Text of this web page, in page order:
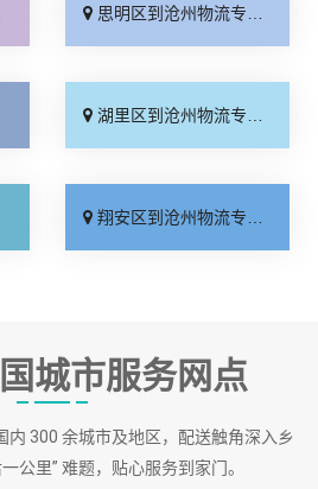
思明区到沧州物流专线_实时跟踪 「直达往返」
湖里区到沧州物流专线_高速快运「按时送达」
翔安区到沧州物流专线_合同承运「专线快运」
城市服务网点
内 300 余城市及地区，配送触角深入乡
公里” 难题，贴心服务到家门。